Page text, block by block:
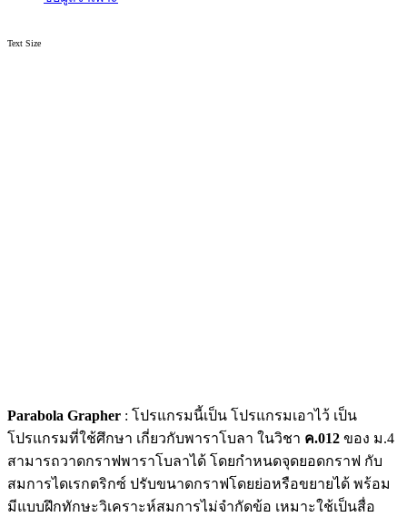
Text Size
Parabola Grapher : โปรแกรมนี้เป็น โปรแกรมเอาไว้ เป็น
โปรแกรมที่ใช้ศึกษา เกี่ยวกับพาราโบลา ในวิชา ค.012 ของ ม.4
สามารถวาดกราฟพาราโบลาได้ โดยกำหนดจุดยอดกราฟ กับ
สมการไดเรกตริกซ์ ปรับขนาดกราฟโดยย่อหรือขยายได้ พร้อม
มีแบบฝึกทักษะวิเคราะห์สมการไม่จำกัดข้อ เหมาะใช้เป็นสื่อ